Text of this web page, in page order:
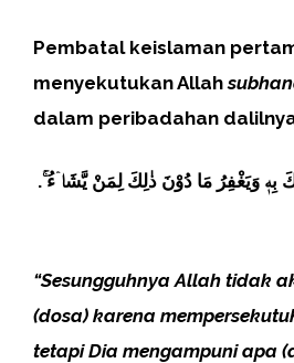
Pembatal keislaman
menyekutukan Allah
dalam peribadahan
بِهٖ وَيَغْفِرُ مَا دُوْنَ ذٰلِكَ لِمَنْ يَّشَاۤءُ ۚ.
“Sesungguhnya Allah tidak
(dosa) karena
tetapi Dia mengampuni apa